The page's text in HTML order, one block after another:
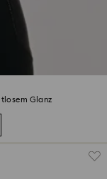
Glanz